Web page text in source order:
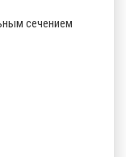
сечением